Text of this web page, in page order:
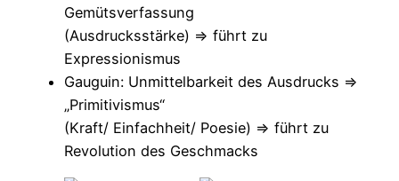
Gemütsverfassung
(Ausdrucksstärke) => führt zu
Expressionismus
Gauguin: Unmittelbarkeit des Ausdrucks =>
„Primitivismus“
(Kraft/ Einfachheit/ Poesie) => führt zu
Revolution des Geschmacks